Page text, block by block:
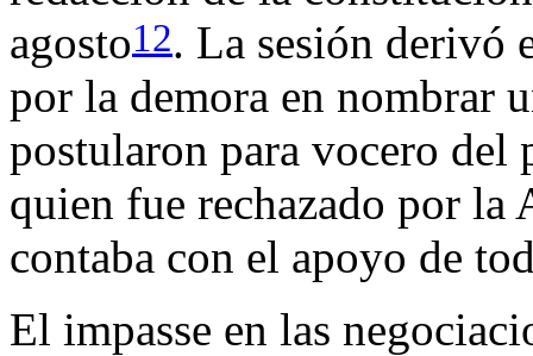
agosto12. La sesión derivó
por la demora en nombrar
postularon para vocero del
quien fue rechazado por la
contaba con el apoyo de
El impasse en las